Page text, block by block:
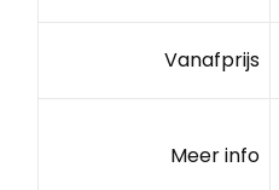
Vanafprijs
Meer info